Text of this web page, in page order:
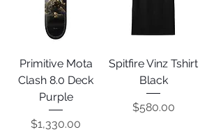
Primitive Mota
Clash 8.0 Deck
Purple
Precio
$1,330.00
Spitfire Vinz Tshirt
Black
Precio
$580.00